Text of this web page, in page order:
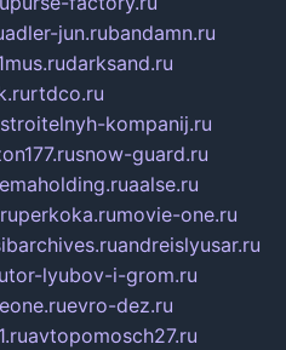
adler-jun.rubandamn.ru
darksand.ru
rtdco.ru
kompanij.ru
snow-guard.ru
aalse.ru
perkoka.rumovie-one.ru
andreislyusar.ru
tor-lyubov-i-grom.ru
evro-dez.ru
avtopomosch27.ru